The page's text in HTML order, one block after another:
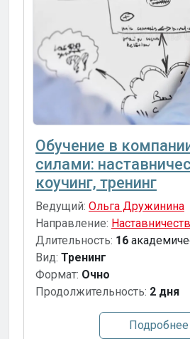
Обучение в
силами:
коучинг, тренинг
Ведущий: Ольга Дружинина
Направление:
Длительность: 16
Вид: Тренинг
Формат: Очно
Продолжительность: 2 дня
Подробнее